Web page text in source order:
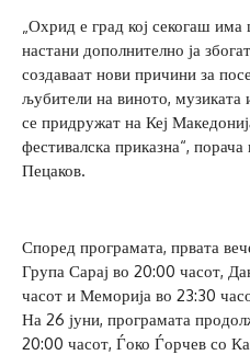
„Охрид е град кој секогаш
настани дополнително ја
создаваат нови причини за
љубители на виното, музиката
се придружат на Кеј
фестивалска приказна“,
Пецаков.
Според програмата, првата
Група Сарај во 20:00 часот,
часот и Меморија во 23:30
На 26 јуни, програмата
20:00 часот, Ѓоко Ѓорчев со